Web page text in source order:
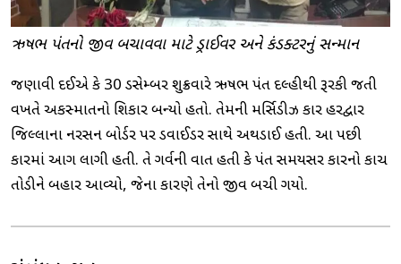
ઋષભ પંતનો જીવ બચાવવા માટે ડ્રાઈવર અને કંડક્ટરનું સન્માન
જણાવી દઈએ કે 30 ડિસેમ્બર શુક્રવારે ઋષભ પંત દિલ્હીથી રૂરકી જતી
વખતે અકસ્માતનો શિકાર બન્યો હતો. તેમની મર્સિડીઝ કાર હરિદ્વાર
જિલ્લાના નરસન બોર્ડર પર ડિવાઈડર સાથે અથડાઈ હતી. આ પછી
કારમાં આગ લાગી હતી. તે ગર્વની વાત હતી કે પંત સમયસર કારનો કાચ
તોડીને બહાર આવ્યો, જેના કારણે તેનો જીવ બચી ગયો.